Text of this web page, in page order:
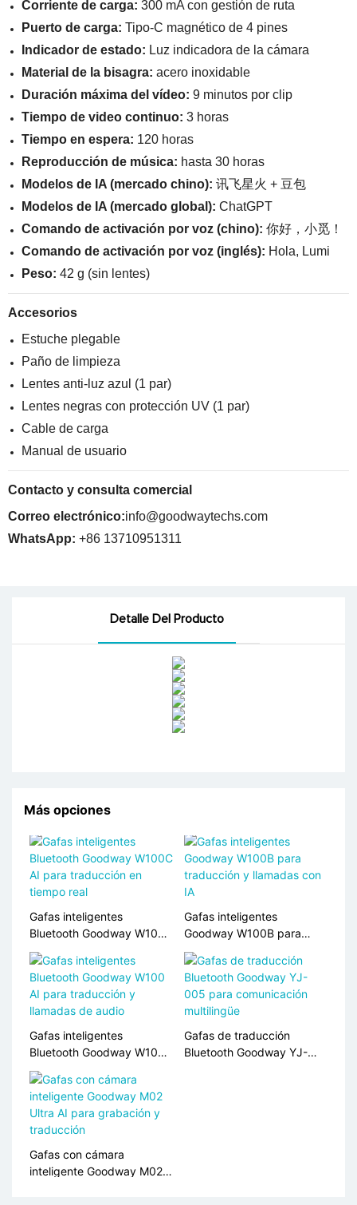
Corriente de carga: 300 mA con gestión de ruta
Puerto de carga: Tipo-C magnético de 4 pines
Indicador de estado: Luz indicadora de la cámara
Material de la bisagra: acero inoxidable
Duración máxima del vídeo: 9 minutos por clip
Tiempo de video continuo: 3 horas
Tiempo en espera: 120 horas
Reproducción de música: hasta 30 horas
Modelos de IA (mercado chino): 讯飞星火 + 豆包
Modelos de IA (mercado global): ChatGPT
Comando de activación por voz (chino): 你好，小觅！
Comando de activación por voz (inglés): Hola, Lumi
Peso: 42 g (sin lentes)
Accesorios
Estuche plegable
Paño de limpieza
Lentes anti-luz azul (1 par)
Lentes negras con protección UV (1 par)
Cable de carga
Manual de usuario
Contacto y consulta comercial
Correo electrónico:info@goodwaytechs.com
WhatsApp: +86 13710951311
Detalle Del Producto
Más opciones
Gafas inteligentes
Bluetooth Goodway W100C
AI para traducción en
tiempo real
Gafas inteligentes
Goodway W100B para
traducción y llamadas con
IA
Gafas inteligentes
Bluetooth Goodway W100
AI para traducción y
llamadas de audio
Gafas de traducción
Bluetooth Goodway YJ-
Gafas con cámara
inteligente Goodway M02